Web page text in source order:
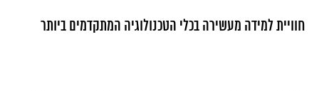
חוויית למידה מעשירה בכלי הטכנולוגיה המתקדמים ביותר